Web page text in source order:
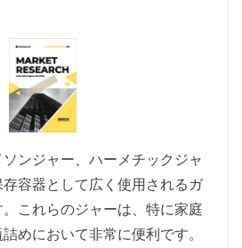
ンジャー、ハーメチックジャ
容器として広く使用されるガ
これらのジャーは、特に家庭
めにおいて非常に便利です。